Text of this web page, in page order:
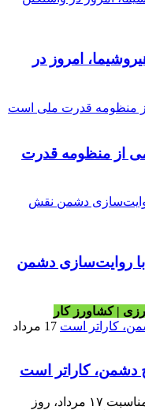
امروز در
از منظومه قدرت
با روایت‌سازی دشمن
| کشاورز کار
17 مرداد
دشمن، کاراتر است
مشاور و دستیار مقام معظم رهبری به مناسبت ۱۷ مرداد، روز